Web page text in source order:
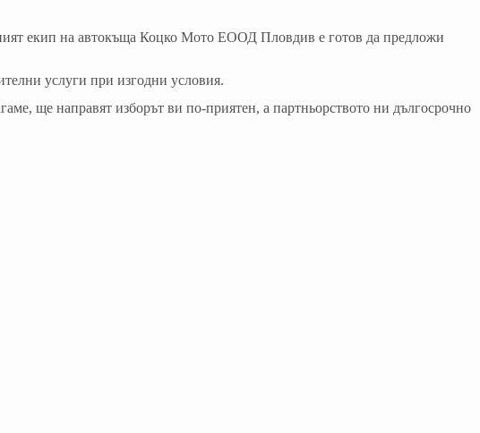
екип на автокъща Коцко Мото ЕООД Пловдив е готов да предложи
услуги при изгодни условия.
ще направят изборът ви по-приятен, а партньорството ни дългосрочно